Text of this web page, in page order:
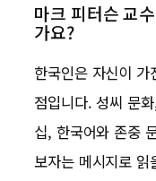
마크 피터슨 교
가요?
한국인은 자신이
점입니다. 성씨 문
십, 한국어와 존중
보자는 메시지로 읽